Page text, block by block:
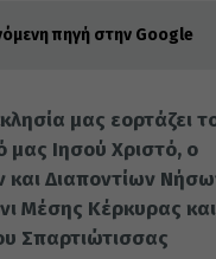
πηγή στην Google
μας εορτάζει
μας Ιησού Χριστό, ο
Διαποντίων
Μέσης Κέρκυρας και
Σπαρτιώτισσας